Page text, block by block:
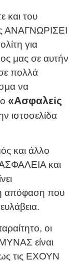
και του
ΑΝΑΓΝΩΡΙΣΕΙ
για
μας σε αυτήν
πολλά
να
«Ασφαλείς
ιστοσελίδα
και άλλο
και
απόφαση που
οι
είναι
τις ΕΧΟΥΝ